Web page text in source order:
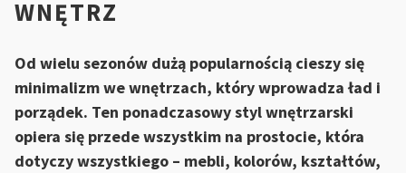
WNĘTRZ
Od wielu sezonów dużą popularnością cieszy się
minimalizm we wnętrzach, który wprowadza ład i
porządek. Ten ponadczasowy styl wnętrzarski
opiera się przede wszystkim na prostocie, która
dotyczy wszystkiego – mebli, kolorów, kształtów,